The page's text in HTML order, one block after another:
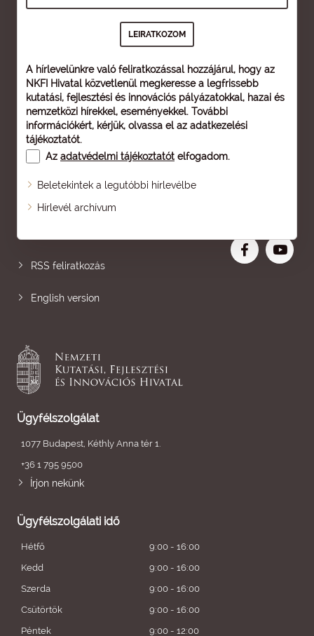
A hírlevelünkre való feliratkozással hozzájárul, hogy az
NKFI Hivatal közvetlenül megkeresse a legfrissebb
kutatási, fejlesztési és innovációs pályázatokkal, hazai és
nemzetközi hírekkel, eseményekkel. További
információkért, kérjük, olvassa el az adatkezelési
tájékoztatót.
Az adatvédelmi tájékoztatót elfogadom.
Beletekintek a legutóbbi hírlevélbe
Hírlevél archívum
Oldaltérkép
RSS feliratkozás
English version
Ügyfélszolgálat
1077 Budapest, Kéthly Anna tér 1.
+36 1 795 9500
Írjon nekünk
Ügyfélszolgálati idő
Hétfő
9:00 - 16:00
Kedd
9:00 - 16:00
Szerda
9:00 - 16:00
Csütörtök
9:00 - 16:00
Péntek
9:00 - 12:00